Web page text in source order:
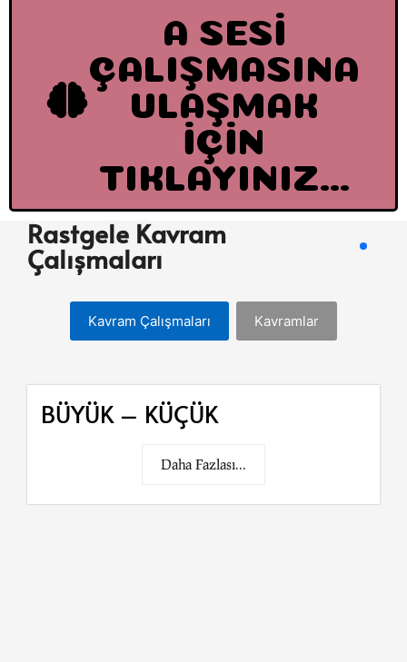
A SESİ
ÇALIŞMASINA
ULAŞMAK
İÇİN
TIKLAYINIZ...
Rastgele Kavram
Çalışmaları
Kavram Çalışmaları Kavramlar
BÜYÜK – KÜÇÜK
Daha Fazlası...